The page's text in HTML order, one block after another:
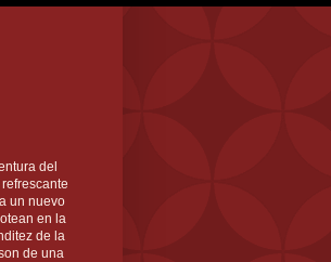
del
un nuevo
en la
de la
de una